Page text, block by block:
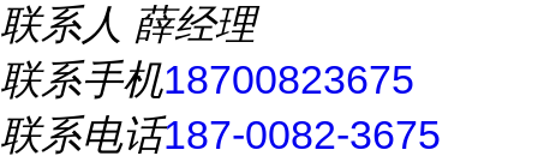
联系人 薛经理
联系手机18700823675
联系电话187-0082-3675